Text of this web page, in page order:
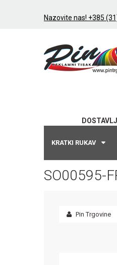
Nazovite nas! +385
KRATKI RUKAV
SO00595-
Pin Trgovine